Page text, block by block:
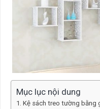
Mục lục nội dung
Kệ sách treo tường bằng